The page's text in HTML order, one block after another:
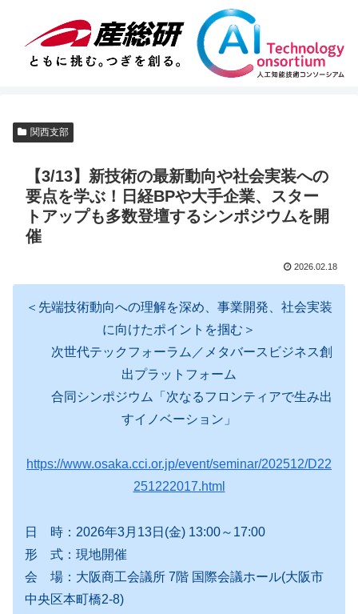
関西支部
【3/13】新技術の最新動向や社会実装への
要点を学ぶ！日経BPや大手企業、スター
トアップも多数登壇するシンポジウムを開
催
2026.02.18
＜先端技術動向への理解を深め、事業開発、社会実装
に向けたポイントを掴む＞
次世代テックフォーラム／メタバースビジネス創
出プラットフォーム
合同シンポジウム「次なるフロンティアで生み出
すイノベーション」
https://www.osaka.cci.or.jp/event/seminar/202512/D22
251222017.html
日 時：2026年3月13日(金) 13:00～17:00
形 式：現地開催
会 場：大阪商工会議所 7階 国際会議ホール(大阪市
中央区本町橋2-8)